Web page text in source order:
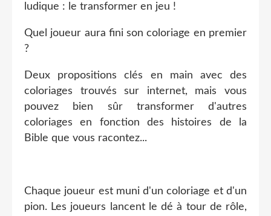
ludique : le transformer en jeu !
Quel joueur aura fini son coloriage en premier
?
Deux propositions clés en main avec des
coloriages trouvés sur internet, mais vous
pouvez bien sûr transformer d'autres
coloriages en fonction des histoires de la
Bible que vous racontez...
Chaque joueur est muni d'un coloriage et d'un
pion. Les joueurs lancent le dé à tour de rôle,